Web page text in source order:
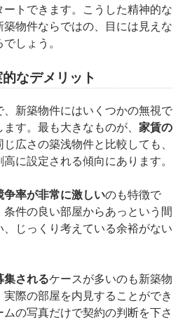
トできます。こうした精神的な
物件ならではの、目には見えな
しょう。
なデメリット
新築物件にはいくつかの無視で
す。最も大きなものが、 家賃の
広さの築浅物件と比較しても、
に設定される傾向にあります。
争率が非常に激しいのも特徴で
件の良い部屋からあっという間
じっくり考えている余裕がない
集されるケースが多いのも新築物
際の部屋を内見することができ
の写真だけで契約の判断を下さ